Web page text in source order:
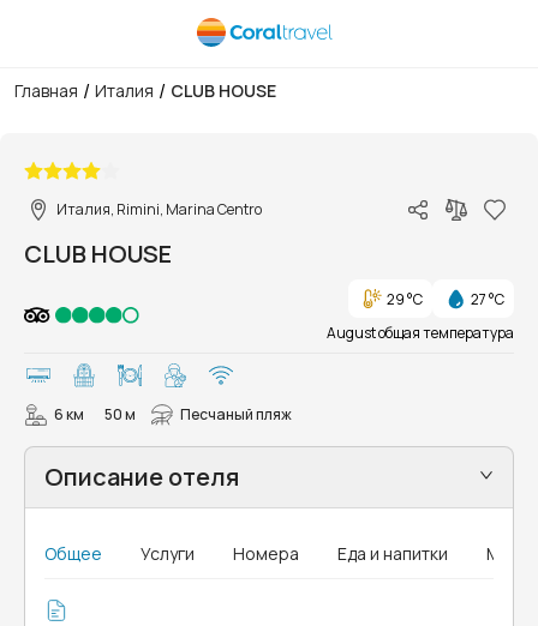
Главная / Италия / CLUB HOUSE
Италия, Rimini, Marina Centro
CLUB HOUSE
29 °C
27 °C
August общая температура
6 км 50 м Песчаный пляж
Описание отеля
Общее Услуги Номера Еда и напитки MICE